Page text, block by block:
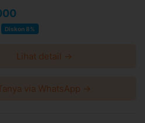
Diskon 8%
Lihat detail →
via WhatsApp →